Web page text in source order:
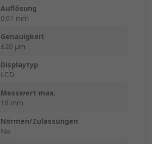
Auflösung
0.01 mm
Genauigkeit
±20 μm
Displaytyp
LCD
Messwert max.
10 mm
Normen/Zulassungen
No